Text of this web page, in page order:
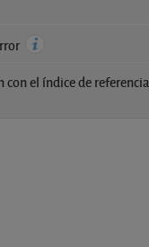
con el índice de referencia